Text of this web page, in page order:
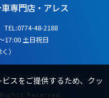
専門店・アレス
TEL:0774-48-2188
17:00 土日祝日
）
Reserved.
スをご提供するため、クッ